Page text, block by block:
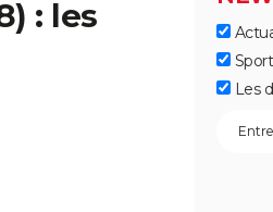
: les
Sport
Les